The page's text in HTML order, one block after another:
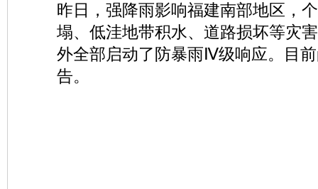
昨日，强降雨影响福建南部地区，
塌、低洼地带积水、道路损坏等灾
外全部启动了防暴雨Ⅳ级响应。目
告。